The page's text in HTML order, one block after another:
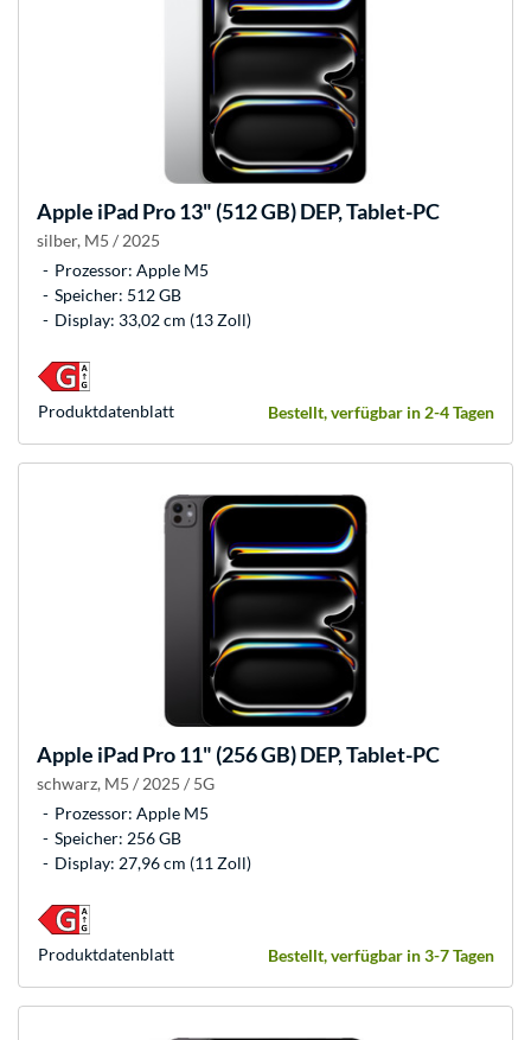
Apple iPad Pro 13" (512 GB) DEP, Tablet-PC
silber, M5 / 2025
Prozessor: Apple M5
Speicher: 512 GB
Display: 33,02 cm (13 Zoll)
Bestellt, verfügbar in 2-4 Tagen
Produkt­datenblatt
Apple iPad Pro 11" (256 GB) DEP, Tablet-PC
schwarz, M5 / 2025 / 5G
Prozessor: Apple M5
Speicher: 256 GB
Display: 27,96 cm (11 Zoll)
Bestellt, verfügbar in 3-7 Tagen
Produkt­datenblatt